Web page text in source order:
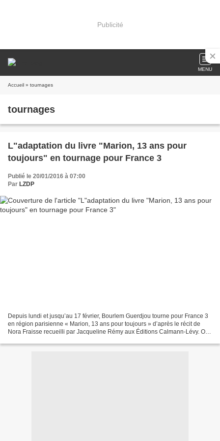
Publicité
MENU
Accueil » tournages
tournages
L"adaptation du livre "Marion, 13 ans pour
toujours" en tournage pour France 3
Publié le 20/01/2016 à 07:00
Par LZDP
Depuis lundi et jusqu’au 17 février, Bourlem Guerdjou tourne pour France 3
en région parisienne « Marion, 13 ans pour toujours » d’après le récit de
Nora Fraisse recueilli par Jacqueline Rémy aux Éditions Calmann-Lévy. On